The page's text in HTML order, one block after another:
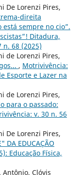
De Lorenzi Pires,
direita
sempre no cio”.
Ditadura,
n. 68 (2025)
de Lorenzi Pires,
, Motrivivência:
Esporte e Lazer na
de Lorenzi Pires,
para o passado:
v. 30 n. 56
De Lorenzi Pires,
DA EDUCAÇÃO
Educação Física,
Antônio, Clóvis